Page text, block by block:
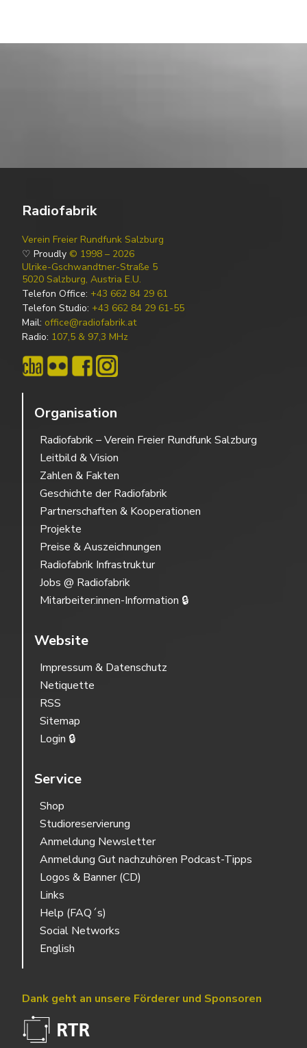
Radiofabrik
Verein Freier Rundfunk Salzburg
♡ Proudly © 1998 – 2026
Ulrike-Gschwandtner-Straße 5
5020 Salzburg, Austria E.U.
Telefon Office: +43 662 84 29 61
Telefon Studio: +43 662 84 29 61-55
Mail: office@radiofabrik.at
Radio: 107,5 & 97,3 MHz
Organisation
Radiofabrik – Verein Freier Rundfunk Salzburg
Leitbild & Vision
Zahlen & Fakten
Geschichte der Radiofabrik
Partnerschaften & Kooperationen
Projekte
Preise & Auszeichnungen
Radiofabrik Infrastruktur
Jobs @ Radiofabrik
Mitarbeiter:innen-Information 🔒
Website
Impressum & Datenschutz
Netiquette
RSS
Sitemap
Login 🔒
Service
Shop
Studioreservierung
Anmeldung Newsletter
Anmeldung Gut nachzuhören Podcast-Tipps
Logos & Banner (CD)
Links
Help (FAQ´s)
Social Networks
English
Dank geht an unsere Förderer und Sponsoren